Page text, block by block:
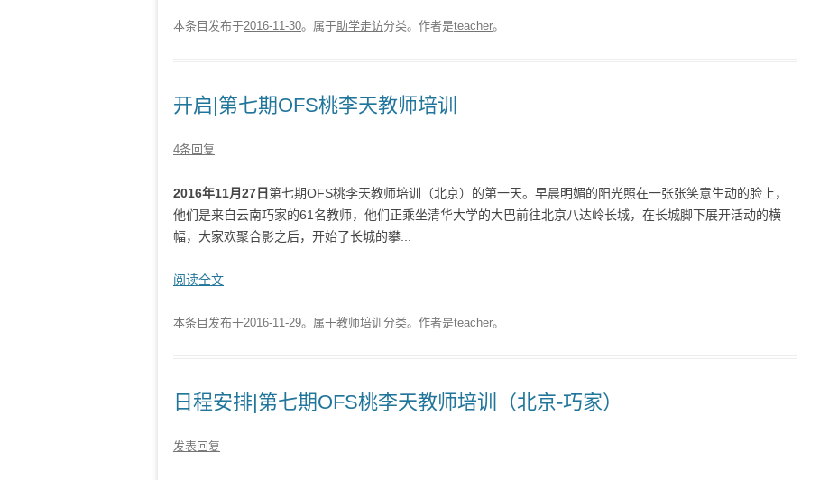
本条目发布于2016-11-30。属于助学走访分类。 作者是teacher。
开启|第七期OFS桃李天教师培训
4条回复
2016年11月27日 第七期OFS桃李天教师培训（北京）的第一天。早晨明媚的阳光照在一张张笑意生动的脸上，
他们是来自云南巧家的61名教师，他们正乘坐清华大学的大巴前往北京八达岭长城，在长城脚下展开活动的横
幅，大家欢聚合影之后，开始了长城的攀...
阅读全文
本条目发布于2016-11-29。属于教师培训 分类。 作者是teacher。
日程安排|第七期OFS桃李天教师培训（北京-巧家）
发表回复